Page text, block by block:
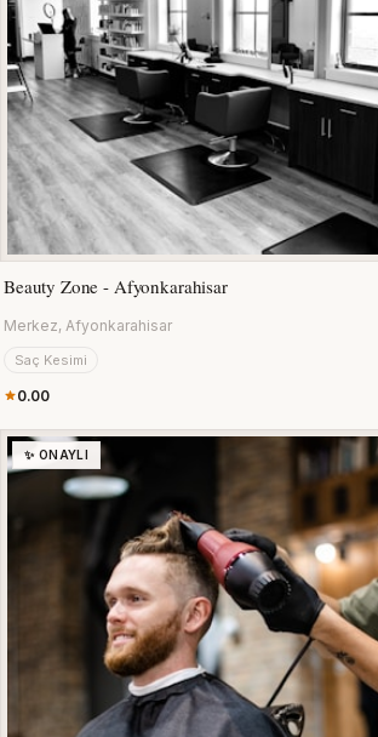
Beauty Zone - Afyonkarahisar
Merkez, Afyonkarahisar
Saç Kesimi
0.00
✨ ONAYLI